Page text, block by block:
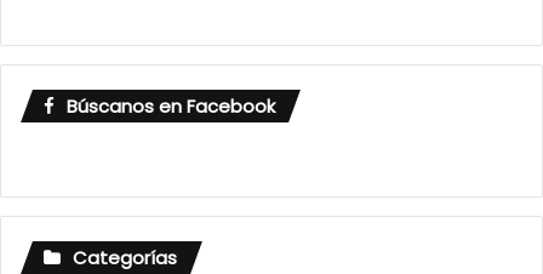
Búscanos en Facebook
Categorías